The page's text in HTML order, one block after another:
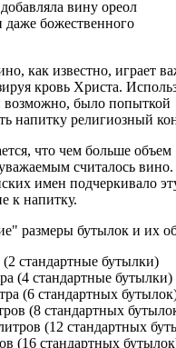
вину ореол
даже божественного
как известно, играет
кровь Христа.
возможно, было попыткой
напитку религиозный
что чем больше объем
считалось вино.
имен подчеркивало
к напитку.
размеры бутылок и их
стандартные бутылки)
(4 стандартные бутылки)
(6 стандартных
(8 стандартных
(12 стандартных
(16 стандартных